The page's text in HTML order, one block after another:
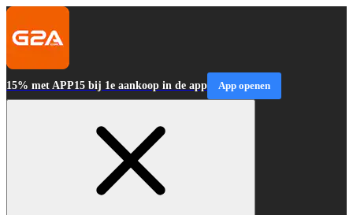
15% met APP15 bij 1e aankoop in de app App openen